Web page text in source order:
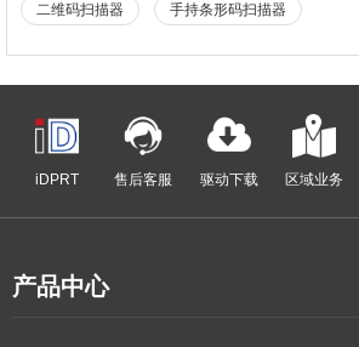
二维码扫描器 手持条形码扫描器
iDPRT 售后客服 驱动下载 区域业务
产品中心